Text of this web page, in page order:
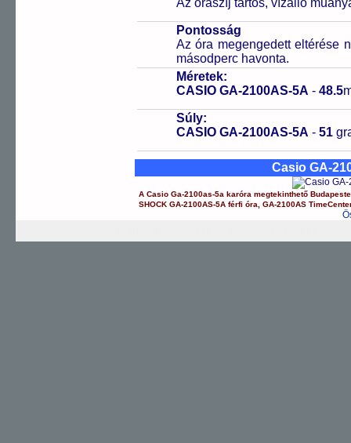
Az óraszíj tartós, vízálló
Pontosság
Az óra megengedett eltérése
másodperc havonta.
Méretek:
CASIO GA-2100AS-5A - 48.5
Súly:
CASIO GA-2100AS-5A - 51
Casio GA-
ACasio Ga-2100as-5a karóra megtekinthető
SHOCK GA-2100AS-5A férfi óra ,GA-2100AS